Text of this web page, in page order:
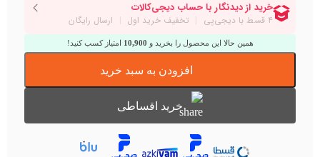
همین حالا این محصول را بخرید و 10,900 امتیاز کسب کنید!
افزودن به سبد خرید
خرید اقساطی